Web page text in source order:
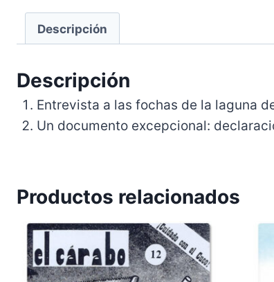
Descripción
Descripción
Entrevista a las fochas de la laguna
Un documento excepcional:
Productos relacionados